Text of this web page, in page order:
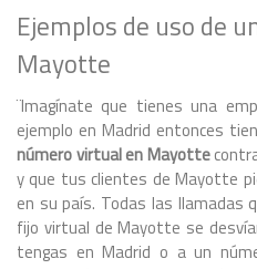
Ejemplos de uso de
Mayotte
¨Imagínate que tienes una
ejemplo en Madrid entonces
número virtual en Mayotte
y que tus clientes de Mayotte
en su país. Todas las llamadas
fijo virtual de Mayotte se
tengas en Madrid o a un